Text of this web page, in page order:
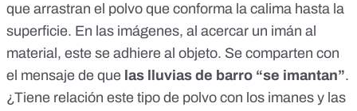
que arrastran el polvo que conforma la calima hasta la
superficie. En las imágenes, al acercar un imán al
material, este se adhiere al objeto. Se comparten con
el mensaje de que las lluvias de barro “se imantan”.
¿Tiene relación este tipo de polvo con los imanes y las